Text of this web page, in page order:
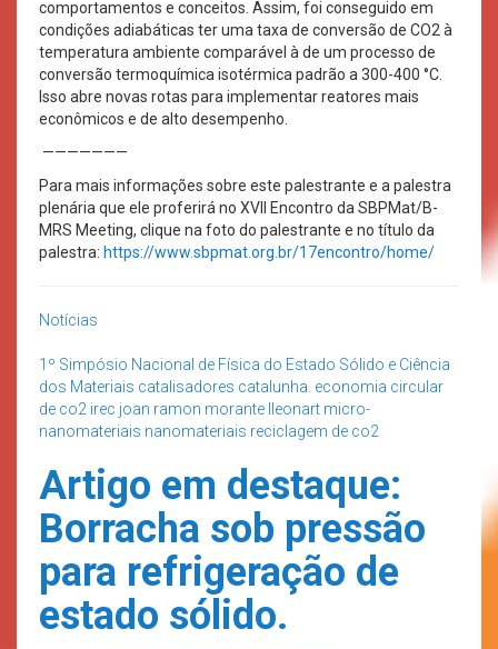
comportamentos e conceitos. Assim, foi conseguido em
condições adiabáticas ter uma taxa de conversão de CO2 à
temperatura ambiente comparável à de um processo de
conversão termoquímica isotérmica padrão a 300-400 °C.
Isso abre novas rotas para implementar reatores mais
econômicos e de alto desempenho.
———————
Para mais informações sobre este palestrante e a palestra
plenária que ele proferirá no XVII Encontro da SBPMat/B-
MRS Meeting, clique na foto do palestrante e no título da
palestra: https://www.sbpmat.org.br/17encontro/home/
Notícias
1º Simpósio Nacional de Física do Estado Sólido e Ciência
dos Materiais catalisadores catalunha. economia circular
de co2 irec joan ramon morante lleonart micro-
nanomateriais nanomateriais reciclagem de co2
Artigo em destaque:
Borracha sob pressão
para refrigeração de
estado sólido.